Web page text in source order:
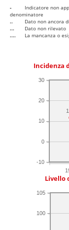
-
Indicatore non
denominatore
..
Dato non ancora
...
Dato non rilevato
....
La mancanza o
Incidenza
-10
0
10
20
30
Livello
100
105